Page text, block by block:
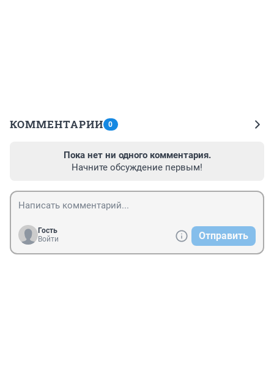
КОММЕНТАРИИ 0
Пока нет ни одного комментария.
Начните обсуждение первым!
Гость
Войти
Отправить